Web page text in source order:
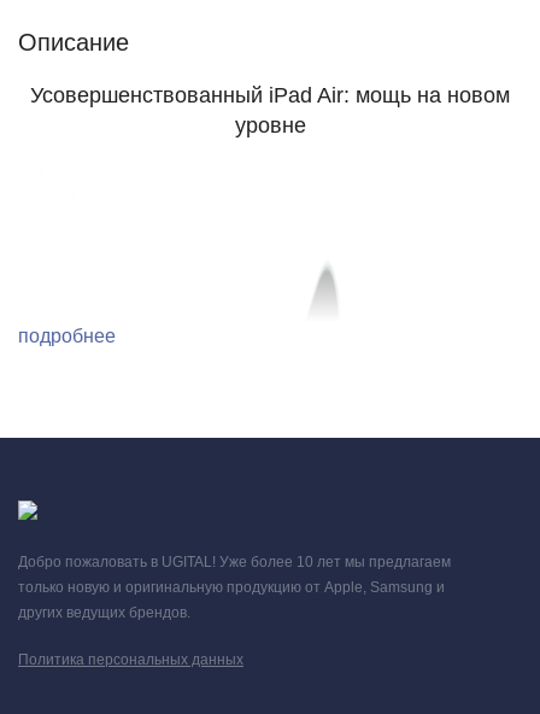
Описание
Усовершенствованный iPad Air: мощь на новом
уровне
подробнее
Добро пожаловать в UGITAL! Уже более 10 лет мы предлагаем
только новую и оригинальную продукцию от Apple, Samsung и
других ведущих брендов.
Политика персональных данных